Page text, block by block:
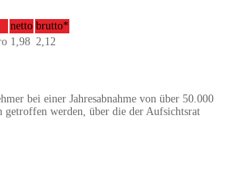
netto brutto*
1,98 2,12
bei einer Jahresabnahme von über 50.000
getroffen werden, über die der Aufsichtsrat